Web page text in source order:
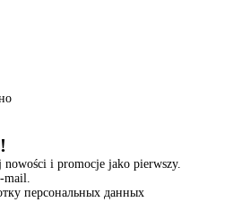
nowości i promocje jako pierwszy.
mail.
персональных данных